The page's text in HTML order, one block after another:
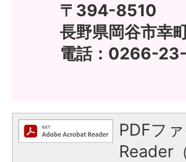
〒394-8510
長野県岡谷市幸
電話：0266-
PDFフ
Reader